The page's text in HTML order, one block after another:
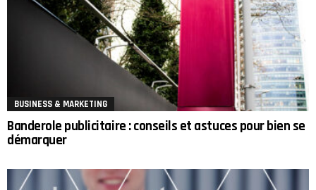
BUSINESS & MARKETING
Banderole publicitaire : conseils et astuces pour bien se
démarquer